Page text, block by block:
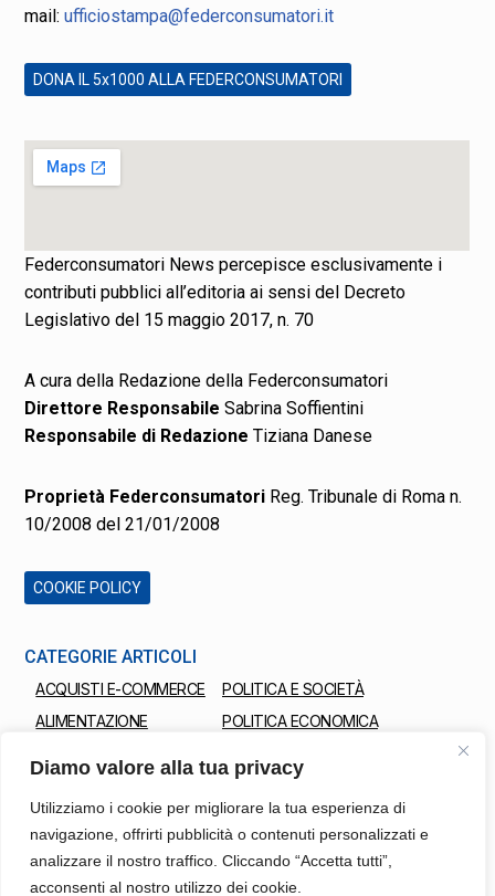
Diamo valore alla tua privacy
Utilizziamo i cookie per migliorare la tua esperienza di
navigazione, offrirti pubblicità o contenuti personalizzati e
analizzare il nostro traffico. Cliccando “Accetta tutti”,
acconsenti al nostro utilizzo dei cookie.
mail:ufficiostampa@federconsumatori.it
DONA IL 5x1000 ALLA FEDERCONSUMATORI
Federconsumatori News percepisce esclusivamente i
contributi pubblici all’editoria ai sensi del Decreto
Legislativo del 15 maggio 2017, n. 70
A cura della Redazione della Federconsumatori
Direttore Responsabile Sabrina Soffientini
Responsabile di Redazione Tiziana Danese
Proprietà Federconsumatori Reg. Tribunale di Roma n.
10/2008 del 21/01/2008
COOKIE POLICY
CATEGORIE ARTICOLI
ACQUISTI E-COMMERCE
ALIMENTAZIONE
CASA
DAL TERRITORIO
DALL’EUROPA
POLITICA E SOCIETÀ
POLITICA ECONOMICA
SALUTE
SCUOLA E UNIVERSITÀ
TELECOMUNICAZIONI
TRASPORTI E TURISMO